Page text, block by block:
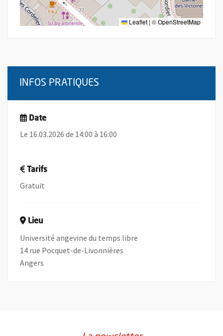
Leaflet | ©OpenStreetMap
INFOS PRATIQUES
Date
Le 16.03.2026 de 14:00 à 16:00
Tarifs
Gratuit
Lieu
Université angevine du temps libre
14 rue Pocquet-de-Livonnières
Angers